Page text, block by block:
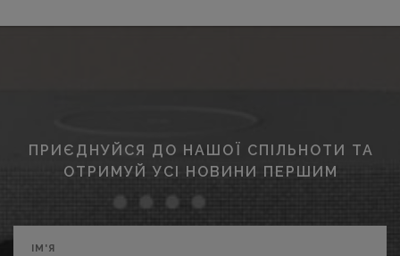
ПРИЄДНУЙСЯ ДО НАШОЇ СПІЛЬНОТИ ТА
ОТРИМУЙ УСІ НОВИНИ ПЕРШИМ